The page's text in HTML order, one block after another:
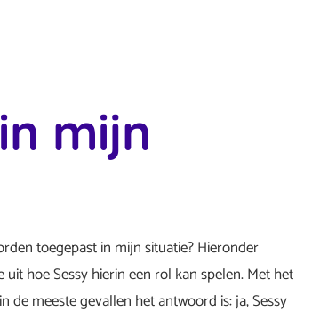
mijn
toegepast in mijn situatie? Hieronder
hoe Sessy hierin een rol kan spelen. Met het
meeste gevallen het antwoord is: ja, Sessy